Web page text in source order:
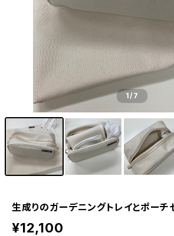
1/7
生成りのガーデニングトレイとポーチ
¥12,100